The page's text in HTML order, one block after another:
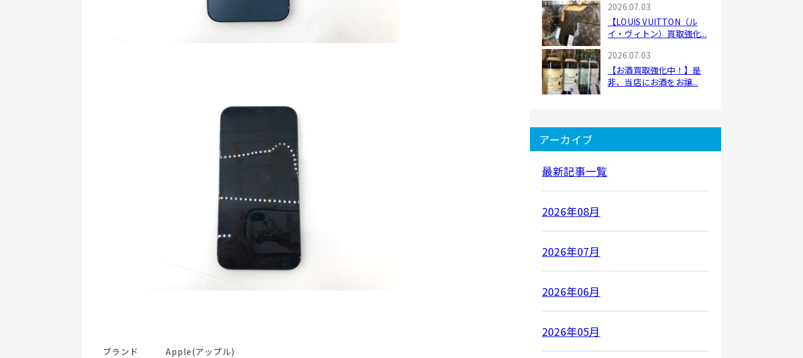
ブランド   Apple(アップル)
2026.07.03
【LOUIS VUITTON（ル
イ・ヴィトン）買取強化...
2026.07.03
【お酒買取強化中！】是
非、当店にお酒をお譲...
アーカイブ
最新記事一覧
2026年08月
2026年07月
2026年06月
2026年05月